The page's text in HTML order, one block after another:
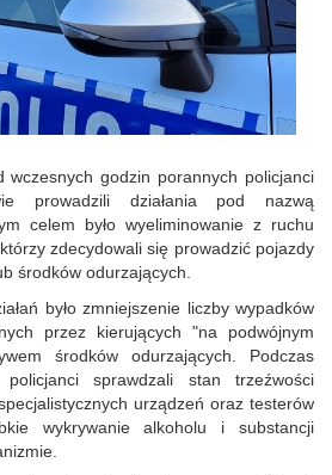
wczesnych godzin porannych policjanci
prowadzili działania pod nazwą
celem było wyeliminowanie z ruchu
zdecydowali się prowadzić pojazdy
środków odurzających.
było zmniejszenie liczby wypadków
przez kierujących "na podwójnym
środków odurzających. Podczas
policjanci sprawdzali stan trzeźwości
urządzeń oraz testerów
wykrywanie alkoholu i substancji